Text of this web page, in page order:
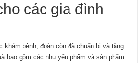
các gia đình
khám bệnh, đoàn còn đã chuẩn bị và tặng
bao gồm các nhu yếu phẩm và sản phẩm